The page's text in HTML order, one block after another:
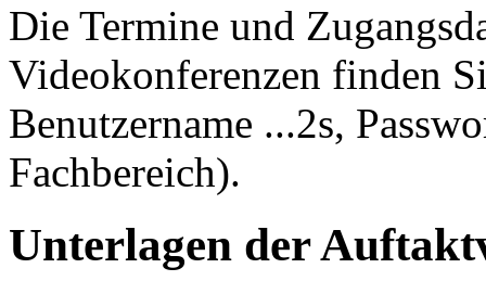
Die Termine und
Videokonferenzen finden
Benutzername ...2s,
Fachbereich).
Unterlagen der